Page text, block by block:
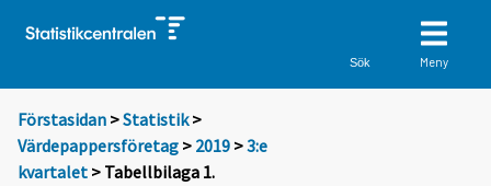
Sök Meny
Förstasidan >Statistik >
Värdepappersföretag > 2019 >3:e
kvartalet > Tabellbilaga 1.